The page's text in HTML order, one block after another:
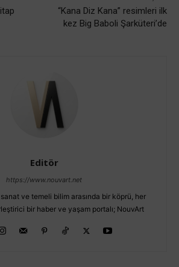
“Kana Diz Kana” resimleri ilk
kez Big Baboli Şarküteri’de
Editör
https://www.nouvart.net
sanat ve temeli bilim arasında bir köprü, her
bir haber ve yaşam portalı; NouvArt